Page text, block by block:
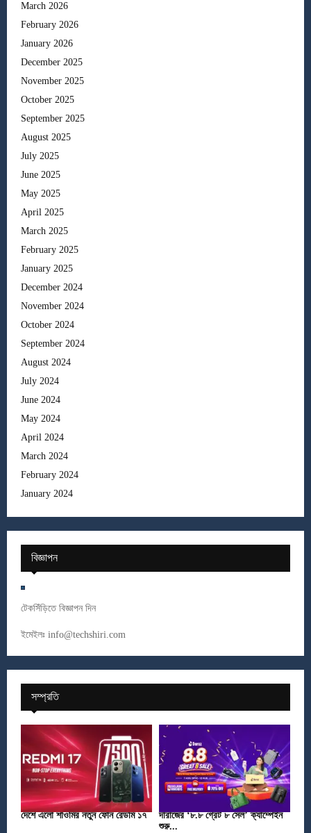
March 2026
February 2026
January 2026
December 2025
November 2025
October 2025
September 2025
August 2025
July 2025
June 2025
May 2025
April 2025
March 2025
February 2025
January 2025
December 2024
November 2024
October 2024
September 2024
August 2024
July 2024
June 2024
May 2024
April 2024
March 2024
February 2024
January 2024
বিজ্ঞাপন
টেকসিঁড়িতে বিজ্ঞাপন দিন
ইমেইলঃ info@techshiri.com
সম্প্রতি
দেশে এলো শাওমির নতুন ফোন রেডমি ১৭
দারাজের ‘৮.৮ গ্রেট ৮ সেল’ ক্যাম্পেইন
শুরু...